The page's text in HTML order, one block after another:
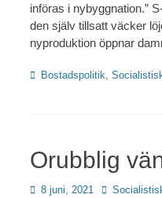
införas i nybyggnation.”
den själv tillsatt väcker
nyproduktion öppnar
Kategorier
Bostadspolitik
Orubblig
Publicerad
8 juni, 2021 Författare